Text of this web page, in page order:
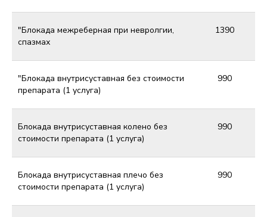
"Блокада межреберная при невролгии,
спазмах
1390
"Блокада внутрисуставная без стоимости
препарата (1 услуга)
990
Блокада внутрисуставная колено без
стоимости препарата (1 услуга)
990
Блокада внутрисуставная плечо без
стоимости препарата (1 услуга)
990